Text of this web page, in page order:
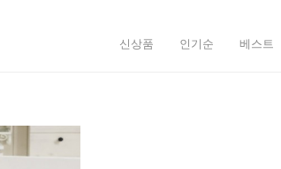
신상품 인기순 베스트